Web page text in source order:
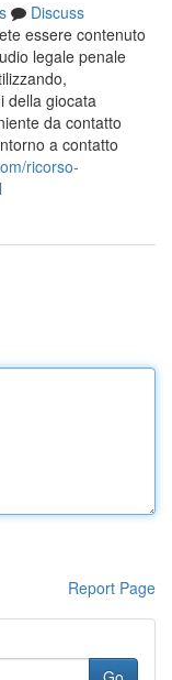
Discuss
essere contenuto
legale penale
della giocata
da contatto
a contatto
ricorso-
Report Page